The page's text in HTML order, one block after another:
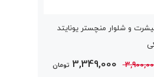
و شلوار منچستر یونایتد
قیمت
3,349,000 تومانقیمت